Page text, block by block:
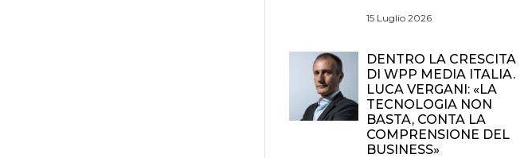
15 Luglio 2026
DENTRO LA CRESCITA
DI WPP MEDIA ITALIA.
LUCA VERGANI: «LA
TECNOLOGIA NON
BASTA, CONTA LA
COMPRENSIONE DEL
BUSINESS»